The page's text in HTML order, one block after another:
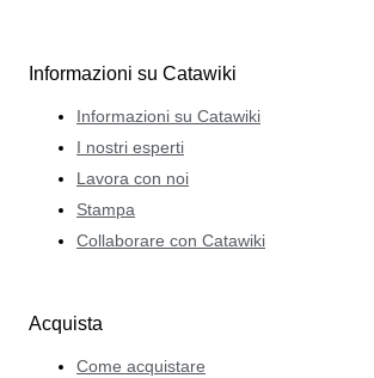
Informazioni su Catawiki
Informazioni su Catawiki
I nostri esperti
Lavora con noi
Stampa
Collaborare con Catawiki
Acquista
Come acquistare